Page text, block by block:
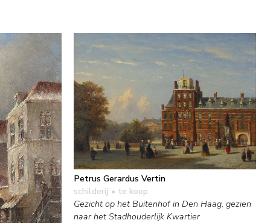
Petrus Gerardus Vertin
schilderij • te koop
Gezicht op het Buitenhof in Den Haag, gezien
naar het Stadhouderlijk Kwartier